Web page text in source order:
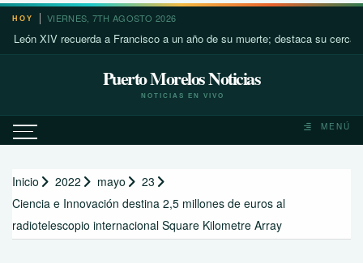
Saltar
contenido
HOY VIERNES, 7TH AGOSTO 2026
XIV recuerda a Francisco a un año de su muerte; destaca su cercanía
Puerto Morelos Noticias
NOTICIAS EN VIVO
MENÚ
Inicio 2022 mayo
23
Ciencia e Innovación destina 2,5 millones de euros al
radiotelescopio internacional Square Kilometre Array